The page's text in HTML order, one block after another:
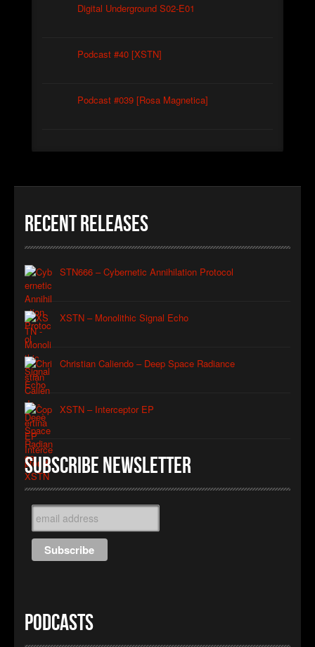
Digital Underground S02-E01
Podcast #40 [XSTN]
Podcast #039 [Rosa Magnetica]
Recent Releases
STN666 – Cybernetic Annihilation Protocol
XSTN – Monolithic Signal Echo
Christian Caliendo – Deep Space Radiance
XSTN – Interceptor EP
Subscribe Newsletter
Podcasts